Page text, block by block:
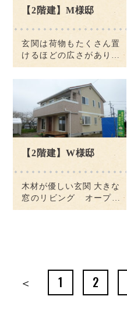
チンからの目線です […]
【2階建】M様邸
玄関は荷物もたくさん置
けるほどの広さがありま
すニッチがお洒落照明が
近いリビング こだわりま
した畳のお部屋もありま
すなんと畳の床下収納
が！ テレビを置くスペー
スもバッチリ陽当りいい
ので勉強がはかどりそう
キッチンから見渡せま
【2階建】W様邸
木材が優しい玄関 大きな
窓のリビング オープン
キッチン 見渡せます 木
しいですね 階段裏のちょ
っとした収納 階 […]
＜ 1 2